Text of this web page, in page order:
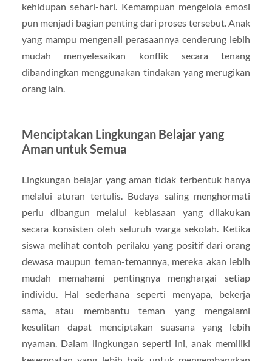
kehidupan sehari-hari. Kemampuan mengelola emosi
pun menjadi bagian penting dari proses tersebut. Anak
yang mampu mengenali perasaannya cenderung lebih
mudah menyelesaikan konflik secara tenang
dibandingkan menggunakan tindakan yang merugikan
orang lain.
Menciptakan Lingkungan Belajar yang
Aman untuk Semua
Lingkungan belajar yang aman tidak terbentuk hanya
melalui aturan tertulis. Budaya saling menghormati
perlu dibangun melalui kebiasaan yang dilakukan
secara konsisten oleh seluruh warga sekolah. Ketika
siswa melihat contoh perilaku yang positif dari orang
dewasa maupun teman-temannya, mereka akan lebih
mudah memahami pentingnya menghargai setiap
individu. Hal sederhana seperti menyapa, bekerja
sama, atau membantu teman yang mengalami
kesulitan dapat menciptakan suasana yang lebih
nyaman. Dalam lingkungan seperti ini, anak memiliki